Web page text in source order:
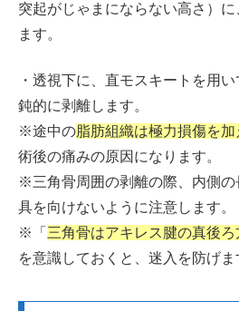
突起がじゃまにならない高さ）
ます。
・透視下に、直モスキートを用い
鈍的に剥離します。
※途中の脂肪組織は極力損傷を加
術後の痛みの原因になります。
※三角骨周囲の剥離の際、内側の
具を向けないように注意します。
※「 三角骨はアキレス腱の真後
を意識しておくと、迷入を防げま